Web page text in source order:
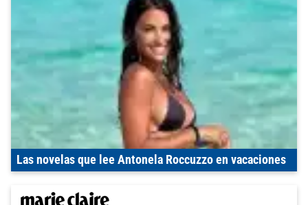
Las novelas que lee Antonela Roccuzzo en vacaciones